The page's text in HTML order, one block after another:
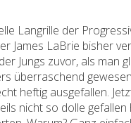
Langrille der
James LaBrie bisher
Jungs zuvor, als
überraschend
heftig ausgefallen.
nicht so dolle